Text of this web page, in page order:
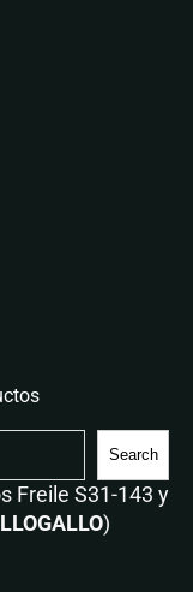
Search
Freile S31-143 y
)